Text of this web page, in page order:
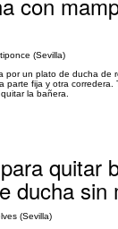
(Sevilla)
por un plato de ducha de
parte fija y otra corredera.
la bañera.
quitar
ducha sin
(Sevilla)